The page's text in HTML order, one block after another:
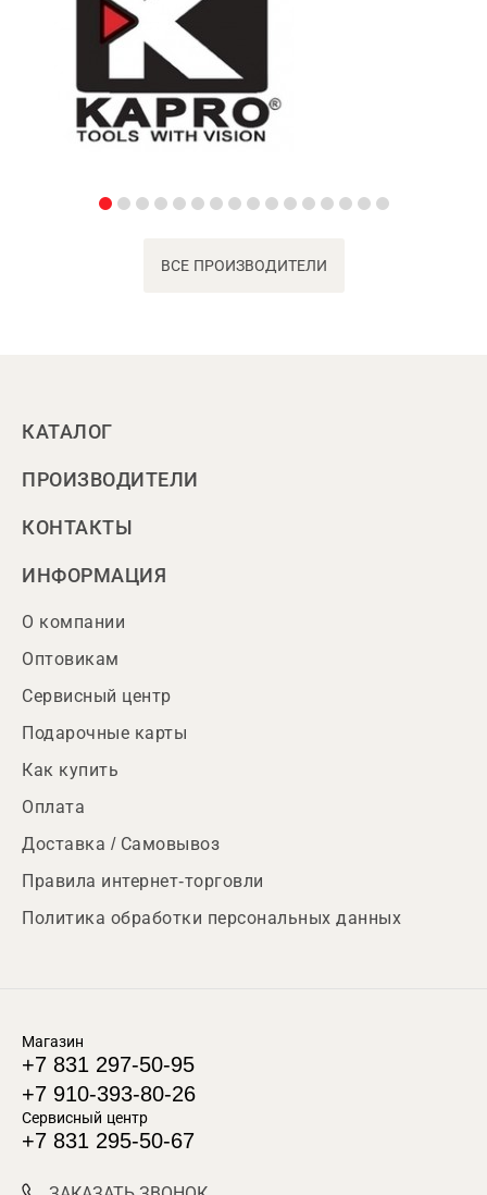
ВСЕ ПРОИЗВОДИТЕЛИ
КАТАЛОГ
ПРОИЗВОДИТЕЛИ
КОНТАКТЫ
ИНФОРМАЦИЯ
О компании
Оптовикам
Сервисный центр
Подарочные карты
Как купить
Оплата
Доставка / Самовывоз
Правила интернет-торговли
Политика обработки персональных данных
Магазин
+7 831 297-50-95
+7 910-393-80-26
Сервисный центр
+7 831 295-50-67